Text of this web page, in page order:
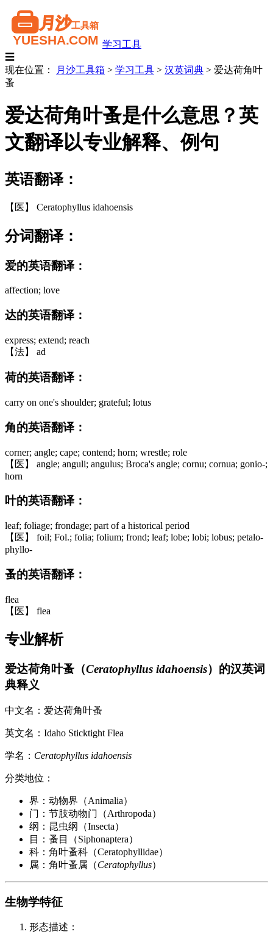
学习工具
☰
现在位置：
月沙工具箱 > 学习工具 > 汉英词典 > 爱达荷角叶
蚤
爱达荷角叶蚤是什么意思？英
文翻译以专业解释、例句
英语翻译：
【医】 Ceratophyllus idahoensis
分词翻译：
爱的英语翻译：
affection; love
达的英语翻译：
express; extend; reach
【法】 ad
荷的英语翻译：
carry on one's shoulder; grateful; lotus
角的英语翻译：
corner; angle; cape; contend; horn; wrestle; role
【医】 angle; anguli; angulus; Broca's angle; cornu; cornua; gonio-;
horn
叶的英语翻译：
leaf; foliage; frondage; part of a historical period
【医】 foil; Fol.; folia; folium; frond; leaf; lobe; lobi; lobus; petalo-
phyllo-
蚤的英语翻译：
flea
【医】 flea
专业解析
爱达荷角叶蚤（Ceratophyllus idahoensis）的汉英词
典释义
中文名：爱达荷角叶蚤
英文名：Idaho Sticktight Flea
学名： Ceratophyllus idahoensis
分类地位：
界：动物界（Animalia）
门：节肢动物门（Arthropoda）
纲：昆虫纲（Insecta）
目：蚤目（Siphonaptera）
科：角叶蚤科（Ceratophyllidae）
属：角叶蚤属（Ceratophyllus）
生物学特征
形态描述：